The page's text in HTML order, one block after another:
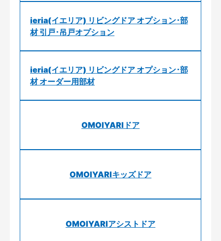
ieria(イエリア) リビングドア オプション･部
材 引戸･吊戸オプション
ieria(イエリア) リビングドア オプション･部
材 オーダー用部材
OMOIYARIドア
OMOIYARIキッズドア
OMOIYARIアシストドア